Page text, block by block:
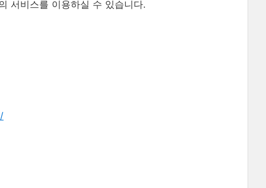
서비스를 이용하실 수 있습니다.